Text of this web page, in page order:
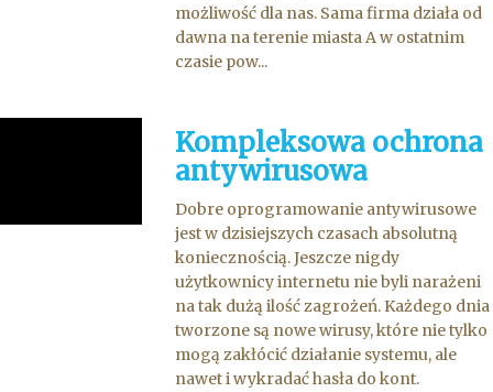
możliwość dla nas. Sama firma działa od
dawna na terenie miasta A w ostatnim
czasie pow...
Kompleksowa ochrona
antywirusowa
Dobre oprogramowanie antywirusowe
jest w dzisiejszych czasach absolutną
koniecznością. Jeszcze nigdy
użytkownicy internetu nie byli narażeni
na tak dużą ilość zagrożeń. Każdego dnia
tworzone są nowe wirusy, które nie tylko
mogą zakłócić działanie systemu, ale
nawet i wykradać hasła do kont.